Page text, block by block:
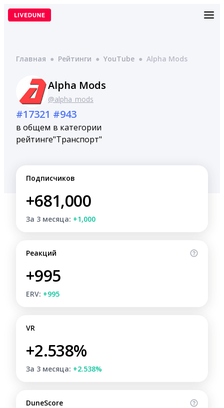
Перейти
Главная ● Рейтинги ● YouTube ● Alpha Mods
Alpha Mods
@alpha_mods
#17321
в общем
рейтинге
#943
в категории
"Транспорт"
Подписчиков
+681,000
За 3 месяца: +1,000
Реакций
+995
ERV: +995
VR
+2.538%
За 3 месяца: +2.538%
DuneScore